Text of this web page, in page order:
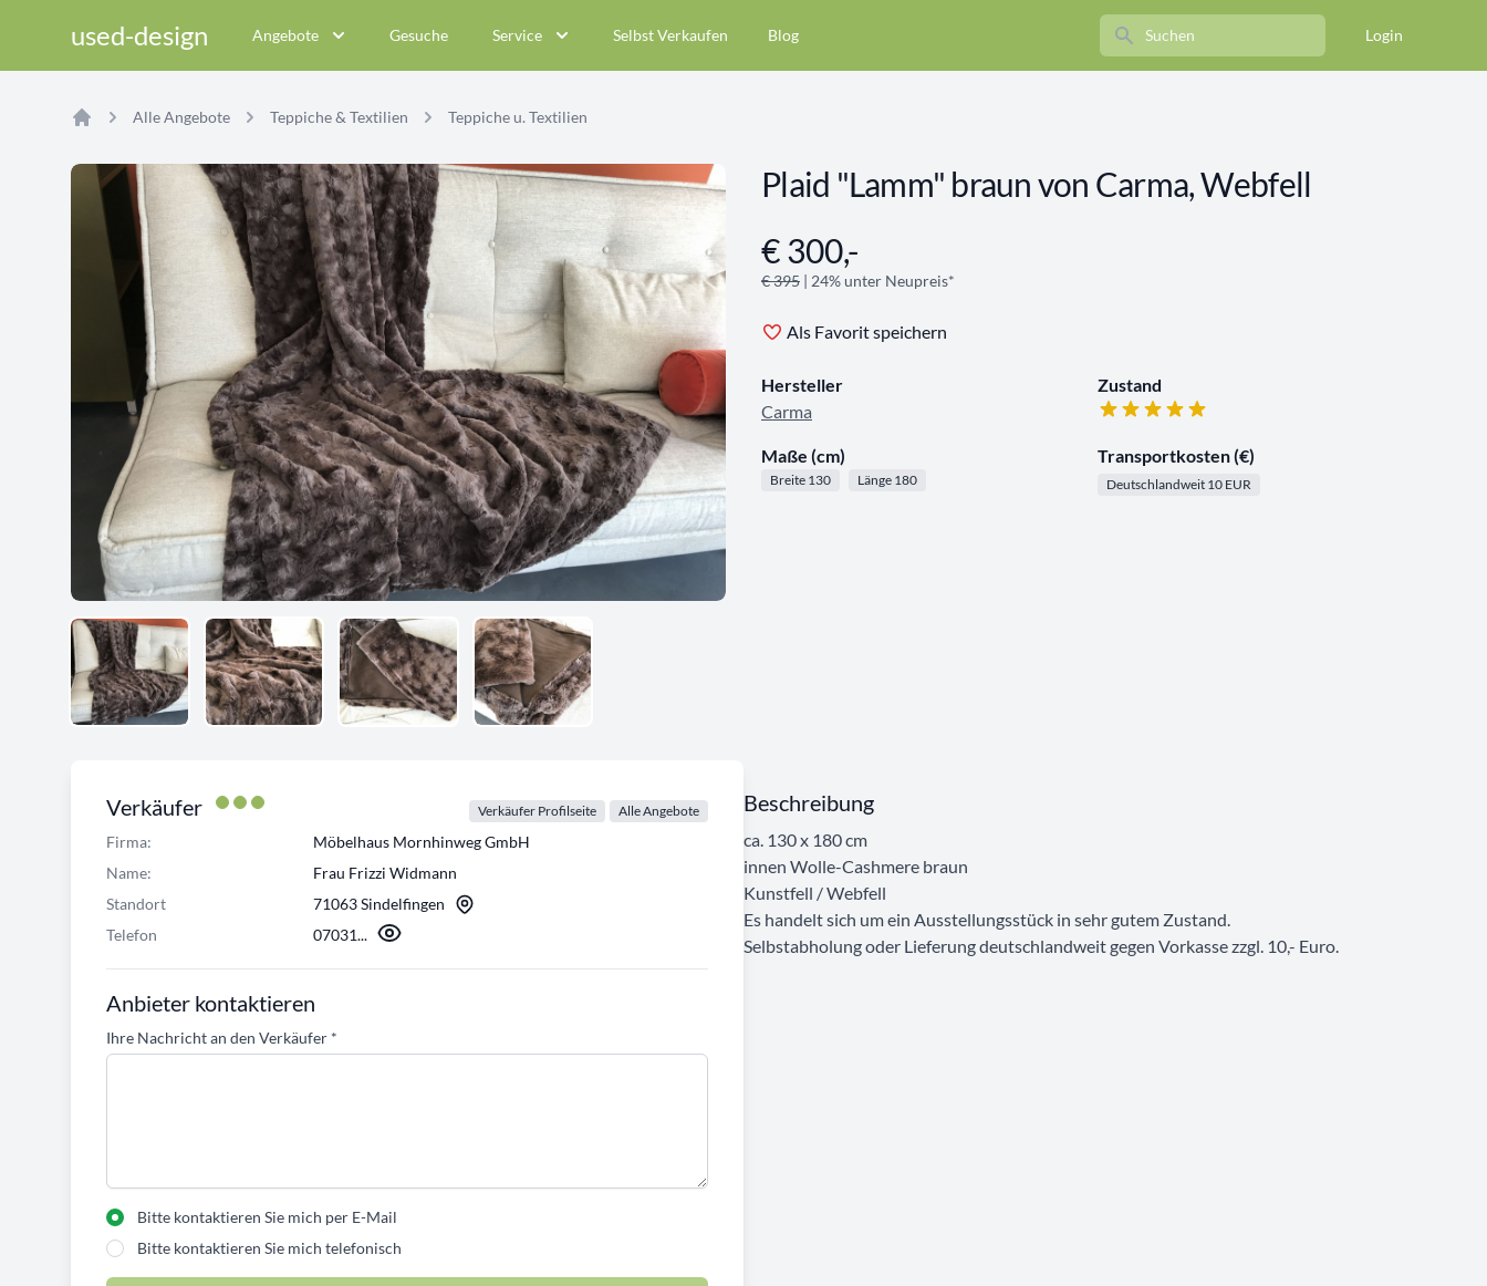
used-design Angebote Gesuche Service Selbst Verkaufen Blog Search Login
Alle Angebote Teppiche & Textilien Teppiche u. Textilien
Plaid "Lamm" braun von Carma, Webfell
Angebotsinformationen
€ 300,-
€ 395 | 24% unter Neupreis*
Als Favorit speichern
Hersteller
Carma
Zustand
Maße (cm)
Breite 130 Länge 180
Transportkosten (€)
Deutschlandweit 10 EUR
Verkäufer Verkäufer Profilseite Alle Angebote
Firma:
Möbelhaus Mornhinweg GmbH
Name:
Frau Frizzi Widmann
Standort
71063 Sindelfingen
Telefon
07031...
Anbieter kontaktieren
Ihre Nachricht an den Verkäufer *
Bitte kontaktieren Sie mich per E-Mail
Bitte kontaktieren Sie mich telefonisch
Beschreibung
ca. 130 x 180 cm
innen Wolle-Cashmere braun
Kunstfell / Webfell
Es handelt sich um ein Ausstellungsstück in sehr gutem Zustand.
Selbstabholung oder Lieferung deutschlandweit gegen Vorkasse zzgl. 10,- Euro.